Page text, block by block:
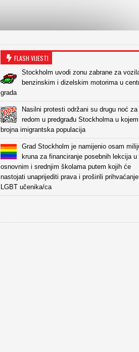
FLASH VIJESTI
Stockholm uvodi zonu zabrane za
benzinskim i dizelskim motorima u
grada
Nasilni protesti održani su drugu noć za
redom u predgrađu Stockholma u
brojna imigrantska populacija
Grad Stockholm je namijenio osam
kruna za financiranje posebnih lekcija u
osnovnim i srednjim školama putem kojih će
nastojati unaprijediti prava i proširili prihvaćanje
LGBT učenika/ca